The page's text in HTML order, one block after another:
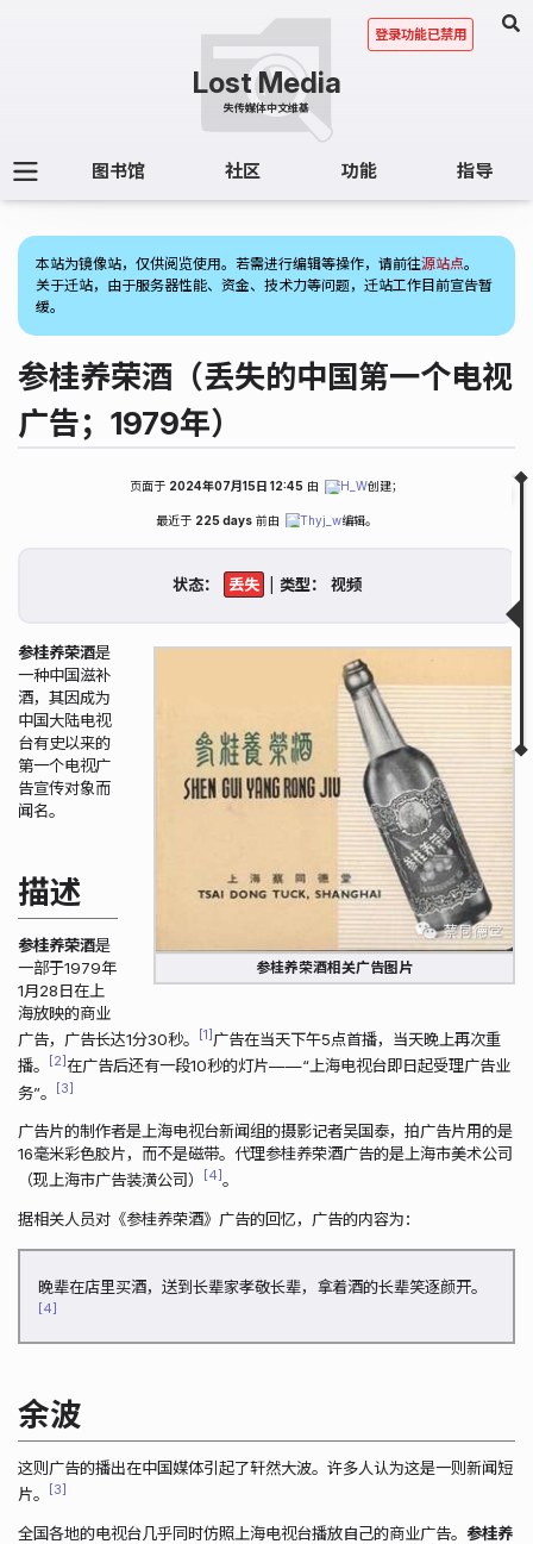
图书馆 社区 功能 指导
登录功能已禁用
本站为镜像站，仅供阅览使用。若需进行编辑等操作，请前往源站点。
关于迁站，由于服务器性能、资金、技术力等问题，迁站工作目前宣告暂
缓。
参桂养荣酒（丢失的中国第一个电视
广告；1979年）
现状
相关视频
▲ ▼
页面于 2024年07月15日 12:45 由 H_W创建；
最近于 225 days前由 Thyj_w编辑。
状态： 类型：
参桂养荣酒相关广告图片
参桂养荣酒是
一种中国滋补
酒，其因成为
中国大陆电视
台有史以来的
第一个电视广
告宣传对象而
闻名。
描述
参桂养荣酒是
一部于1979年
1月28日在上
海放映的商业
广告，广告长达1分30秒。
1 广告在当天下午5点首播，当天晚上再次重
播。
2 在广告后还有一段10秒的灯片——“上海电视台即日起受理广告业
务”。
3
广告片的制作者是上海电视台新闻组的摄影记者吴国泰，拍广告片用的是
16毫米彩色胶片，而不是磁带。代理参桂养荣酒广告的是上海市美术公司
（现上海市广告装潢公司）
4 。
据相关人员对《参桂养荣酒》广告的回忆，广告的内容为：
晚辈在店里买酒，送到长辈家孝敬长辈，拿着酒的长辈笑逐颜开。
4
余波
这则广告的播出在中国媒体引起了轩然大波。许多人认为这是一则新闻短
片。
3
全国各地的电视台几乎同时仿照上海电视台播放自己的商业广告。 参桂养